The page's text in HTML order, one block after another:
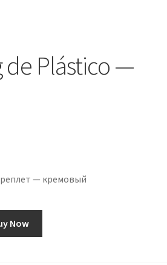
de Plástico —
— кремовый
Now